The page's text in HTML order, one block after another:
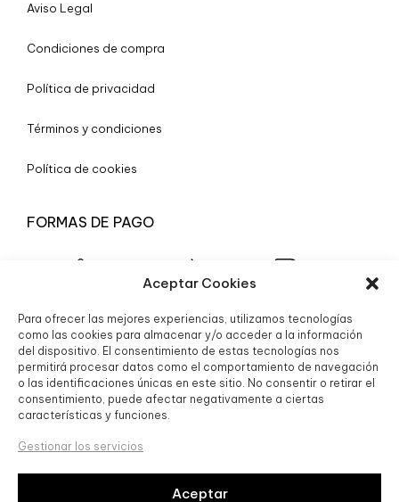
Aceptar Cookies
Para ofrecer las mejores experiencias, utilizamos tecnologías
como las cookies para almacenar y/o acceder a la información
del dispositivo. El consentimiento de estas tecnologías nos
permitirá procesar datos como el comportamiento de navegación
o las identificaciones únicas en este sitio. No consentir o retirar el
consentimiento, puede afectar negativamente a ciertas
características y funciones.
Gestionar los servicios
Aceptar
Aviso Legal
Condiciones de compra
Política de privacidad
Términos y condiciones
Política de cookies
FORMAS DE PAGO
© 2025 Boutique Granada S.L.